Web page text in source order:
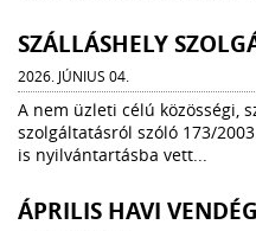
SZÁLLÁSHELY
2026. JÚNIUS 04.
A nem üzleti célú közösségi,
szolgáltatásról szóló 173/
is nyilvántartásba vett...
ÁPRILIS HAVI